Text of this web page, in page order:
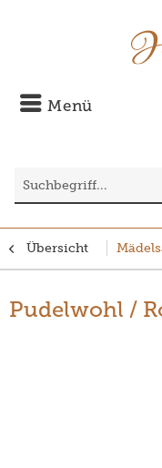
Menü
Übersicht
Pudelwohl /